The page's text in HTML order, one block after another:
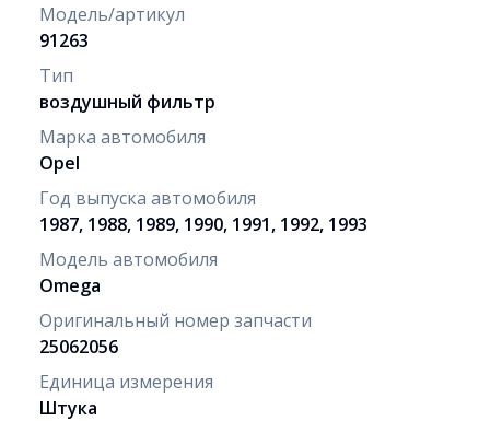
Модель/артикул
91263
Тип
воздушный фильтр
Марка автомобиля
Opel
Год выпуска автомобиля
1987, 1988, 1989, 1990, 1991, 1992, 1993
Модель автомобиля
Omega
Оригинальный номер запчасти
25062056
Единица измерения
Штука